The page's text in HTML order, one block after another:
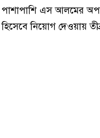
পাশাপাশি এস আলমের
হিসেবে নিয়োগ দেওয়ায়